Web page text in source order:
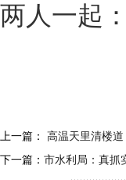
两人一起
上一篇： 高温天里清楼
下一篇： 市水利局：真抓